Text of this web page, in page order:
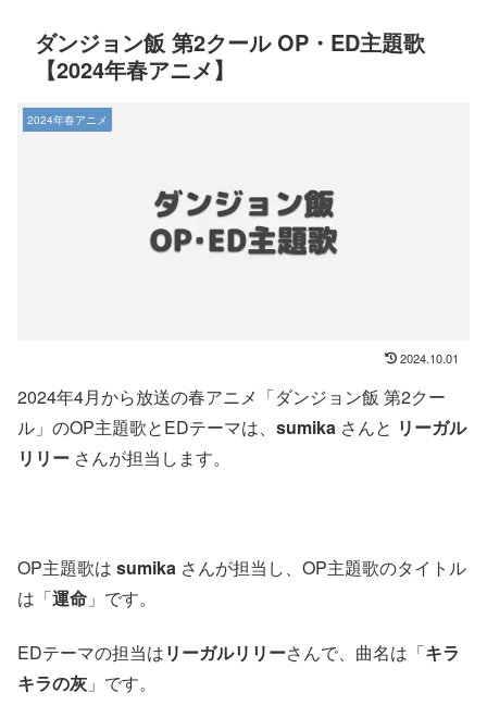
ダンジョン飯 第2クール OP・ED主題歌
【2024年春アニメ】
2024年春アニメ
2024.10.01
2024年4月から放送の春アニメ「ダンジョン飯 第2クー
ル」のOP主題歌とEDテーマは、 sumika さんと リーガル
リリー さんが担当します。
OP主題歌は sumika さんが担当し、OP主題歌のタイトル
は「運命 」です。
EDテーマの担当はリーガルリリーさんで、曲名は「キラ
キラの灰 」です。